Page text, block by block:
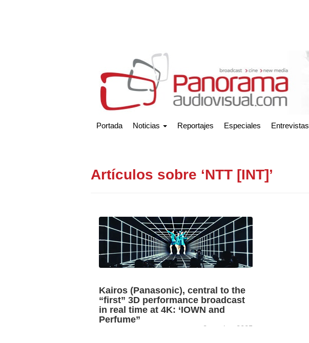
Portada Noticias Reportajes Especiales Entrevistas
Artículos sobre ‘NTT [INT]’
Kairos (Panasonic), central to the
“first” 3D performance broadcast
in real time at 4K: ‘IOWN and
Perfume”
3 octubre 2025